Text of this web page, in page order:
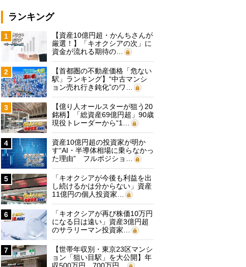
ランキング
1
【資産10億円超・かんちさんが
厳選！】「キオクシアの次」に
資金が流れる期待の…
2
【首都圏の不動産価格「危ない
駅」ランキング】“中古マンシ
ョン売れ行き鈍化”のワ…
3
【億り人オールスターが狙う20
銘柄】「総資産69億円超」90歳
現役トレーダーから“1…
4
資産10億円超の投資家が明か
す“AI・半導体相場に乗らなかっ
た理由” フルポジショ…
5
「キオクシアが今後も利益を出
し続けるかは分からない」資産
11億円の個人投資家…
6
「キオクシアが再び株価10万円
になる日は遠い」資産3億円超
のサラリーマン投資家…
7
【世帯年収別・東京23区マンシ
ョン「狙い目駅」を大公開】年